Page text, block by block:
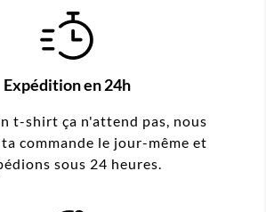
Expédition en 24h
t-shirt ça n'attend pas, nous
commande le jour-même et
sous 24 heures.